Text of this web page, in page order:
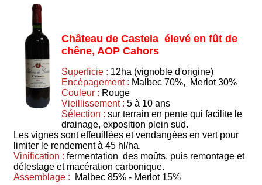
Château de Castela élevé en fût de
chêne, AOP Cahors
Superficie : 12ha (vignoble d'origine)
Encépagement : Malbec 70%, Merlot 30%
Couleur : Rouge
Vieillissement : 5 à 10 ans
Sélection : sur terrain en pente qui facilite le
drainage, exposition plein sud.
Les vignes sont effeuillées et vendangées en vert pour
limiter le rendement à 45 hl/ha.
Vinification : fermentation des moûts, puis remontage et
délestage et macération carbonique.
Assemblage :
Malbec 85% - Merlot 15%